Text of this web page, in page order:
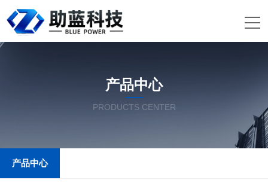
产品中心
PRODUCTS CENTER
产品中心